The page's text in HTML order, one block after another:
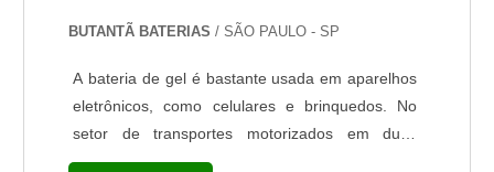
BUTANTÃ BATERIAS / SÃO PAULO - SP
A bateria de gel é bastante usada em aparelhos
eletrônicos, como celulares e brinquedos. No
setor de transportes motorizados em duas
rodas, o material tem ganhado espaço no